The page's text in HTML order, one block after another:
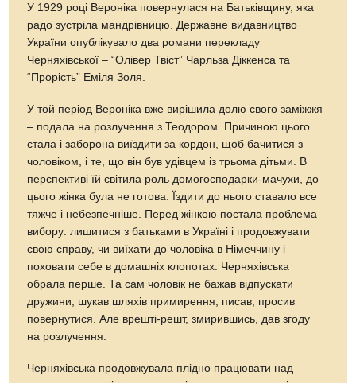
У 1929 році Вероніка повернулася на Батьківщину, яка
радо зустріла мандрівницю. Державне видавництво
України опублікувало два романи перекладу
Черняхівської – “Олівер Твіст” Чарльза Діккенса та
“Прорість” Еміля Золя.
У той період Вероніка вже вирішила долю свого заміжжя
– подала на розлучення з Теодором. Причиною цього
стала і заборона виїздити за кордон, щоб бачитися з
чоловіком, і те, що він був удівцем із трьома дітьми. В
перспективі їй світила роль домогосподарки-мачухи, до
цього жінка була не готова. Їздити до нього ставало все
тяжче і небезпечніше. Перед жінкою постала проблема
вибору: лишитися з батьками в Україні і продовжувати
свою справу, чи виїхати до чоловіка в Німеччину і
поховати себе в домашніх клопотах. Черняхівська
обрала перше. Та сам чоловік не бажав відпускати
дружини, шукав шляхів примирення, писав, просив
повернутися. Але врешті-решт, змирившись, дав згоду
на розлучення.
Черняхівська продовжувала плідно працювати над